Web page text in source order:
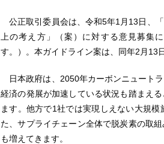
公正取引委員会は、令和5年1月13日、
上の考え方」（案）に対する意見募集
す。）。本ガイドライン案は、同年2月13
日本政府は、2050年カーボンニュート
経済の発展が加速している状況も踏まえ
ます。他方で1社では実現しえない大規
た、サプライチェーン全体で脱炭素の取
も増えてきます。